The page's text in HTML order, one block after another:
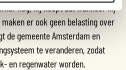
nog, hij hoopt dat wanneer hij
er ook geen belasting over
de gemeente Amsterdam en
te veranderen, zodat
en regenwater worden.